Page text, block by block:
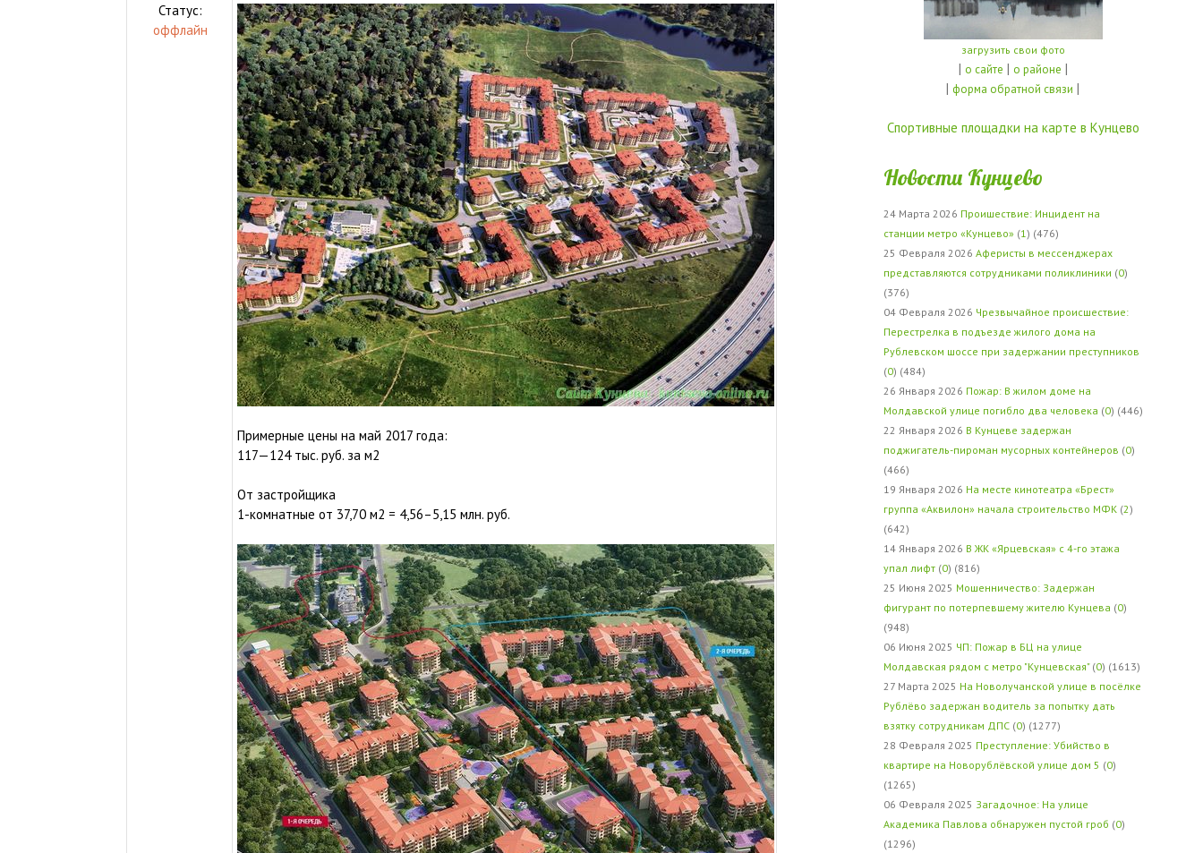
Статус:
оффлайн
Примерные цены на май 2017 года:
117—124 тыс. руб. за м2
От застройщика
1-комнатные от 37,70 м2 = 4,56–5,15 млн. руб.
загрузить свои фото
| о сайте | о районе |
|форма обратной связи |
Спортивные площадки на карте в Кунцево
Новости Кунцево
24 Марта 2026 Проишествие: Инцидент на
станции метро «Кунцево» (1) (476)
25 Февраля 2026 Аферисты в мессенджерах
представляются сотрудниками поликлиники (0)
(376)
04 Февраля 2026 Чрезвычайное происшествие:
Перестрелка в подъезде жилого дома на
Рублевском шоссе при задержании преступников
(0) (484)
26 Января 2026 Пожар: В жилом доме на
Молдавской улице погибло два человека (0) (446)
22 Января 2026 В Кунцеве задержан
поджигатель-пироман мусорных контейнеров (0)
(466)
19 Января 2026 На месте кинотеатра «Брест»
группа «Аквилон» начала строительство МФК (2)
(642)
14 Января 2026 В ЖК «Ярцевская» с 4-го этажа
упал лифт (0) (816)
25 Июня 2025 Мошенничество: Задержан
фигурант по потерпевшему жителю Кунцева (0)
(948)
06 Июня 2025 ЧП: Пожар в БЦ на улице
Молдавская рядом с метро "Кунцевская" (0) (1613)
27 Марта 2025 На Новолучанской улице в посёлке
Рублёво задержан водитель за попытку дать
взятку сотрудникам ДПС (0) (1277)
28 Февраля 2025 Преступление: Убийство в
квартире на Новорублёвской улице дом 5 (0)
(1265)
06 Февраля 2025 Загадочное: На улице
Академика Павлова обнаружен пустой гроб (0)
(1296)